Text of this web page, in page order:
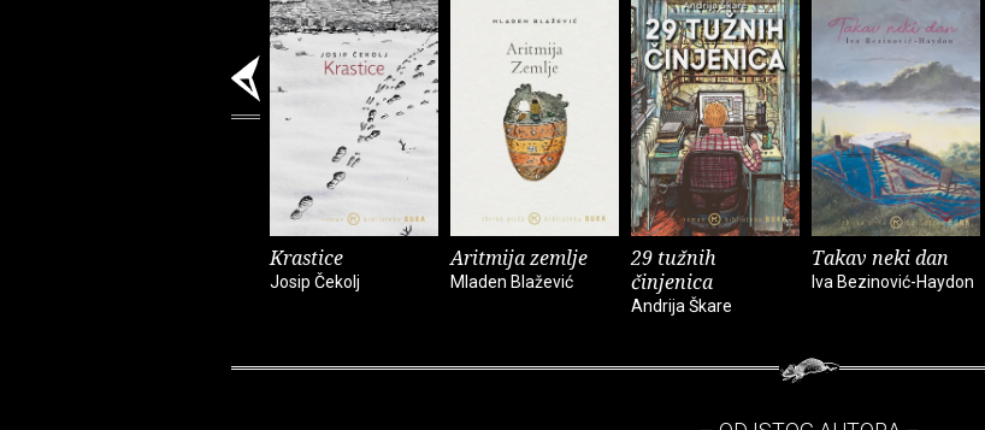
Krastice
Josip Čekolj
Aritmija zemlje
Mladen Blažević
29 tužnih
činjenica
Andrija Škare
Takav neki dan
Iva Bezinović-Haydon